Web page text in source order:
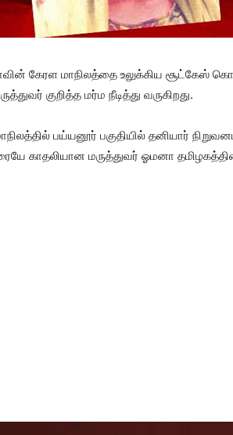
கேரள மாநிலத்தை உலுக்கிய சூட்கேஸ்
குறித்த மர்ம நீடித்து வருகிறது.
பய்யனூர் பகுதியில் தனியார்
காதலியான மருத்துவர் ஓமனா